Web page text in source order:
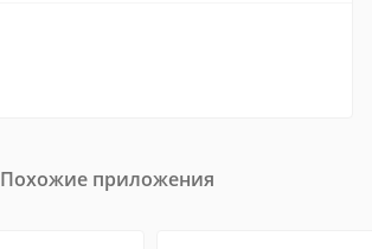
Похожие приложения